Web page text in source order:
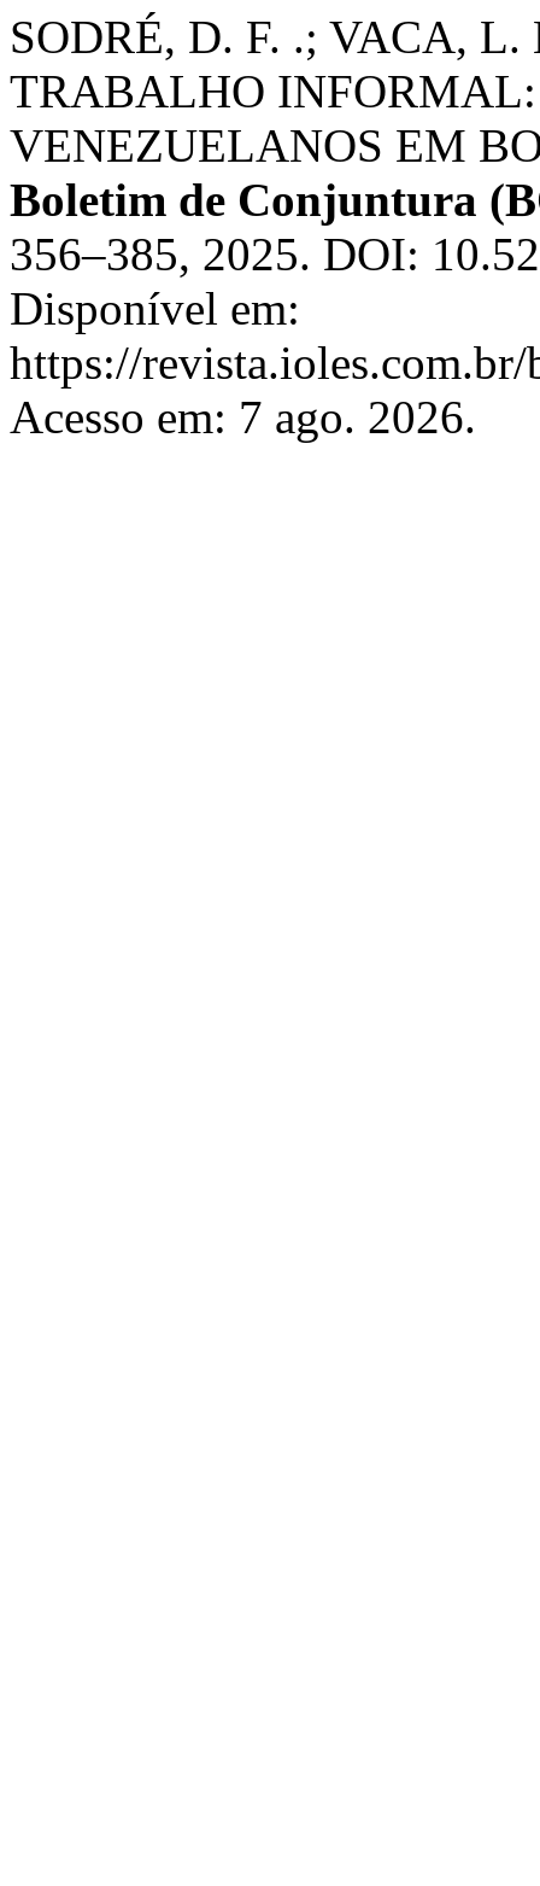
SODRÉ, D. F. .; VACA,
TRABALHO
VENEZUELANOS EM
Boletim de Conjuntura
356–385, 2025. DOI:
Disponível em:
https://
Acesso em: 7 ago. 2026.